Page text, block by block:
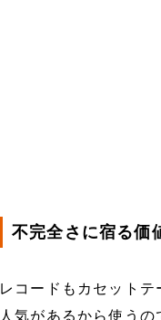
不完全さに宿る価
レコードもカセットテ
人気があるから使う